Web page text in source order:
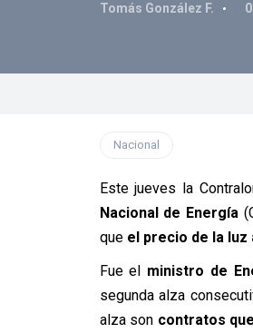
Tomás González F.
Nacional
Este jueves la
Nacional de Energía
que el precio de la luz
Fue el ministro de
segunda alza
alza son contratos